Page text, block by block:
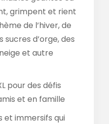
grimpent et rient
de l’hiver, de
sucres d’orge, des
et autre
pour des défis
et en famille
et immersifs qui